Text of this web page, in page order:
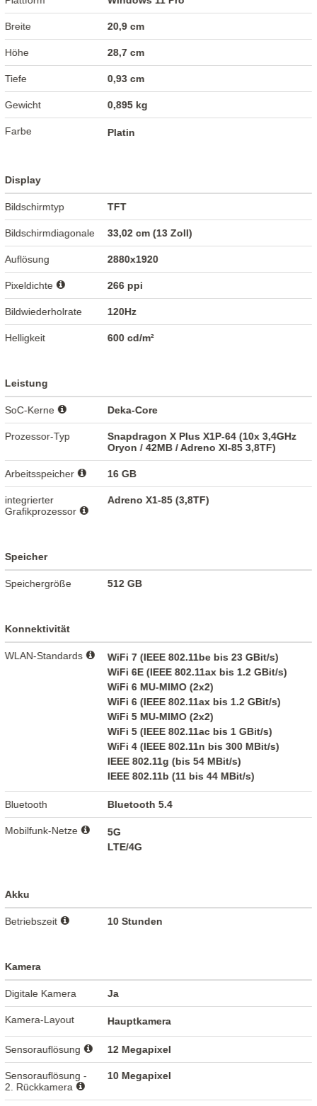
Breite 20,9 cm
Höhe 28,7 cm
Tiefe 0,93 cm
Gewicht 0,895 kg
Farbe Platin
Display
Bildschirmtyp TFT
Bildschirmdiagonale 33,02 cm (13 Zoll)
Auflösung 2880x1920
Pixeldichte 266 ppi
Bildwiederholrate 120Hz
Helligkeit 600 cd/m²
Leistung
SoC-Kerne Deka-Core
Prozessor-Typ
Snapdragon X Plus X1P-64 (10x 3,4GHz
Oryon / 42MB / Adreno XI-85 3,8TF)
Arbeitsspeicher 16 GB
integrierter
Grafikprozessor
Adreno X1-85 (3,8TF)
Speicher
Speichergröße 512 GB
Konnektivität
WLAN-Standards
WiFi 7 (IEEE 802.11be bis 23 GBit/s)
WiFi 6E (IEEE 802.11ax bis 1.2 GBit/s)
WiFi 6 MU-MIMO (2x2)
WiFi 6 (IEEE 802.11ax bis 1.2 GBit/s)
WiFi 5 MU-MIMO (2x2)
WiFi 5 (IEEE 802.11ac bis 1 GBit/s)
WiFi 4 (IEEE 802.11n bis 300 MBit/s)
IEEE 802.11g (bis 54 MBit/s)
IEEE 802.11b (11 bis 44 MBit/s)
Bluetooth Bluetooth 5.4
Mobilfunk-Netze
5G
LTE/4G
Akku
Betriebszeit 10 Stunden
Kamera
Digitale Kamera Ja
Kamera-Layout Hauptkamera
Sensorauflösung 12 Megapixel
Sensorauflösung -
2. Rückkamera
10 Megapixel